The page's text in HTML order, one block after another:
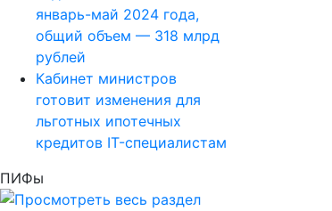
январь-май 2024 года,
общий объем — 318 млрд
рублей
Кабинет министров
готовит изменения для
льготных ипотечных
кредитов IT-специалистам
ПИФы